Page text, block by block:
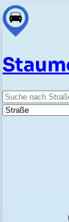
Suche
Straße